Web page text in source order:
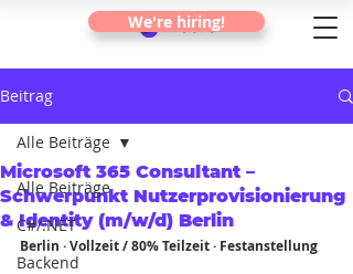
We're hiring!
Beitrag
Alle Beiträge
C#/.NET
Backend
Alle Beiträge
Microsoft 365 Consultant –
Schwerpunkt Nutzerprovisionierung
& Identity (m/w/d) Berlin
Berlin · Vollzeit / 80% Teilzeit · Festanstellung